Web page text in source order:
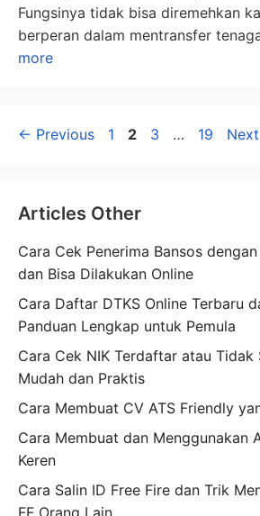
Fungsinya tidak bisa diremehkan
berperan dalam mentransfer
more
← Previous Page
1 Page
2 Page
3 … Page
19 Next
Articles Other
Cara Cek Penerima Bansos
dan Bisa Dilakukan Online
Cara Daftar DTKS Online Terbaru
Panduan Lengkap untuk Pemula
Cara Cek NIK Terdaftar atau Tidak
Mudah dan Praktis
Cara Membuat CV ATS Friendly
Cara Membuat dan Menggunakan
Keren
Cara Salin ID Free Fire dan Trik
FF Orang Lain